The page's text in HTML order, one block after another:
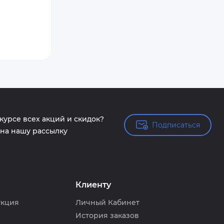
всех акций и скидок?
нашу рассылку
Подписаться
Подписаться
Клиенту
Личный Кабинет
История заказов